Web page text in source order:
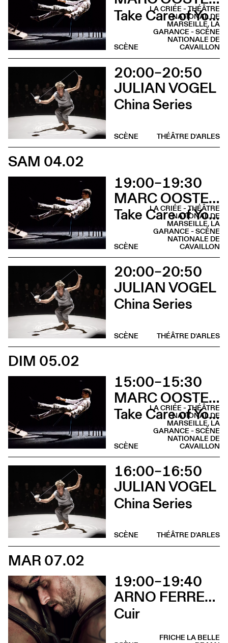
Take Care of Yourself
LA CRIÉE - THÉÂTRE
NATIONAL DE
MARSEILLE, LA
GARANCE - SCÈNE
NATIONALE DE
CAVAILLON
SCÈNE
20:00–20:50
JULIAN VOGEL
China Series
THÉÂTRE D'ARLES
SCÈNE
SAM 04.02
19:00–19:30
MARC OOSTERHOFF
Take Care of Yourself
LA CRIÉE - THÉÂTRE
NATIONAL DE
MARSEILLE, LA
GARANCE - SCÈNE
NATIONALE DE
CAVAILLON
SCÈNE
20:00–20:50
JULIAN VOGEL
China Series
THÉÂTRE D'ARLES
SCÈNE
DIM 05.02
15:00–15:30
MARC OOSTERHOFF
Take Care of Yourself
LA CRIÉE - THÉÂTRE
NATIONAL DE
MARSEILLE, LA
GARANCE - SCÈNE
NATIONALE DE
CAVAILLON
SCÈNE
16:00–16:50
JULIAN VOGEL
China Series
THÉÂTRE D'ARLES
SCÈNE
MAR 07.02
19:00–19:40
ARNO FERRERA & GILLES POLET CIE UN LOUP POUR L'HOMME
Cuir
FRICHE LA BELLE